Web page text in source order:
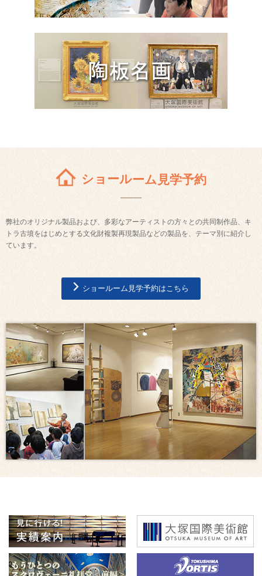
ショールーム見学予約
弊社のオリジナル製品および、多彩なアーティストの方々との共同制作品、キ
トラ古墳をはじめとする文化財複製再現製品などの製品を、テーマ別に紹介し
ています。
ショールーム見学予約はこちら